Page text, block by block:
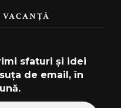
sfaturi și idei
de email, în